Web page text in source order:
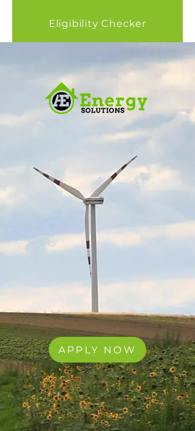
Eligibility Checker
Customer Area
APPLY NOW